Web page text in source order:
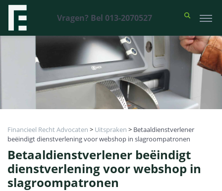
Vragen? Bel 013-2070527
Financieel Recht Advocaten > Uitspraken > Betaaldienstverlener
beëindigt dienstverlening voor webshop in slagroompatronen
Betaaldienstverlener beëindigt
dienstverlening voor webshop in
slagroompatronen